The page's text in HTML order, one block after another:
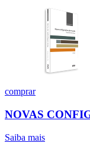
comprar
NOVAS
Saiba mais